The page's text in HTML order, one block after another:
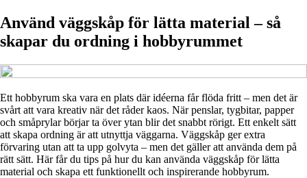
Använd väggskåp för lätta material – så
skapar du ordning i hobbyrummet
Ett hobbyrum ska vara en plats där idéerna får flöda fritt – men det är
svårt att vara kreativ när det råder kaos. När penslar, tygbitar, papper
och småprylar börjar ta över ytan blir det snabbt rörigt. Ett enkelt sätt
att skapa ordning är att utnyttja väggarna. Väggskåp ger extra
förvaring utan att ta upp golvyta – men det gäller att använda dem på
rätt sätt. Här får du tips på hur du kan använda väggskåp för lätta
material och skapa ett funktionellt och inspirerande hobbyrum.